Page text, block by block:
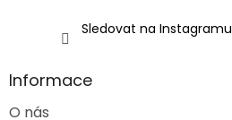
Sledovat na Instagramu
Informace
O nás